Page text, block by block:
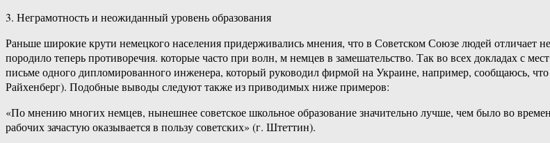
3. Неграмотность и неожиданный уровень образования
Раньше широкие крути немецкого населения придерживались мнения, что в Советском Союзе людей отличает
породило теперь противоречия. которые часто при волн, м немцев в замешательство. Так во всех докладах с
письме одного дипломированного инженера, который руководил фирмой на Украине, например, сообщаюсь,
Райхенберг). Подобные выводы следуют также из приводимых ниже примеров:
«По мнению многих немцев, нынешнее советское школьное образование значительно лучше, чем было во
рабочих зачастую оказывается в пользу советских» (г. Штеттин).